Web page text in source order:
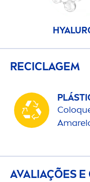
RECICLAGEM
AVALIAÇÕES E